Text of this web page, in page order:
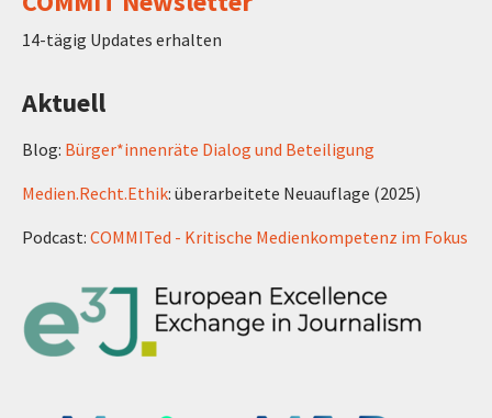
14-tägig Updates erhalten
Aktuell
Blog: Bürger*innenräte Dialog und Beteiligung
Medien.Recht.Ethik: überarbeitete Neuauflage (2025)
Podcast: COMMITed - Kritische Medienkompetenz im Fokus